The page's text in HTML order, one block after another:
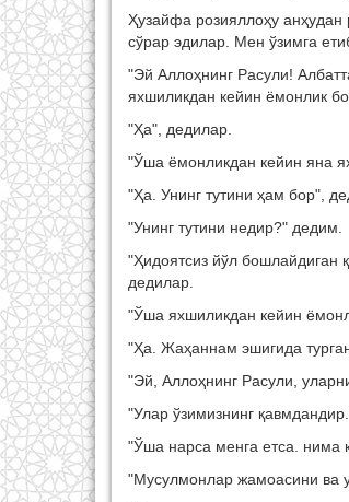
Ҳузайфа розияллоҳу
сўрар эдилар. Мен ўзимга
"Эй Аллоҳнинг Расули!
яхшиликдан кейин ёмонлик
"Ҳа", дедилар.
"Ўша ёмонликдан кейин яна
"Ҳа. Унинг тутини ҳам бор",
"Унинг тутини недир?" дедим.
"Ҳидоятсиз йўл бошлайдиган
дедилар.
"Ўша яхшиликдан кейин
"Ҳа. Жаҳаннам эшигида
"Эй, Аллоҳнинг Расули,
"Улар ўзимизнинг
"Ўша нарса менга етса. нима
"Мусулмонлар жамоасини ва